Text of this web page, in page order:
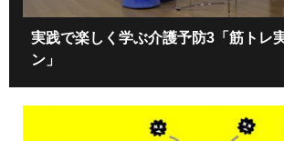
実践で楽しく学ぶ介護予防3「筋トレ
ン」